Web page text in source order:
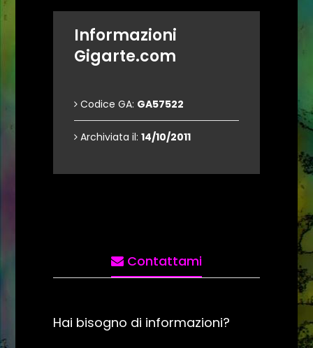
Informazioni
Gigarte.com
Codice GA: GA57522
Archiviata il: 14/10/2011
Contattami
Hai bisogno di informazioni?